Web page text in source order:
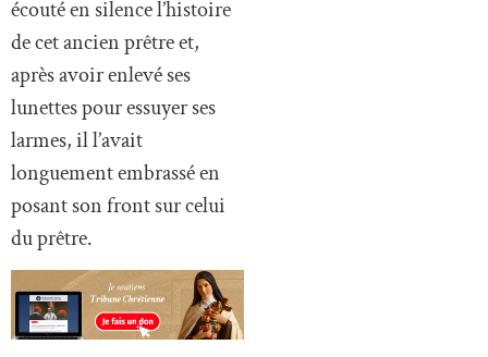
écouté en silence l’histoire
de cet ancien prêtre et,
après avoir enlevé ses
lunettes pour essuyer ses
larmes, il l’avait
longuement embrassé en
posant son front sur celui
du prêtre.